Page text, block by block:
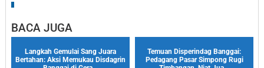
BACA JUGA
Langkah Gemulai Sang Juara
Bertahan: Aksi Memukau Disdagrin
Temuan Disperindag Banggai:
Pedagang Pasar Simpong Rugi